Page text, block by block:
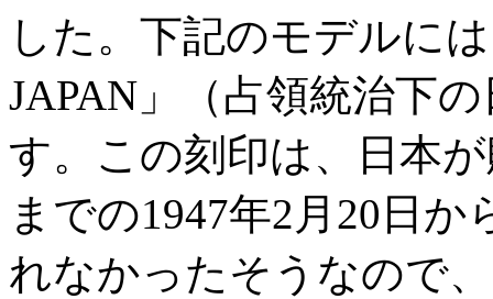
した。下記のモデルに
JAPAN」（占領統治下
す。この刻印は、日本
までの1947年2月20日
れなかったそうなので